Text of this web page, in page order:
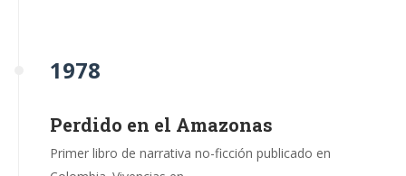
1978
Perdido en el Amazonas
Primer libro de narrativa no-ficción publicado en